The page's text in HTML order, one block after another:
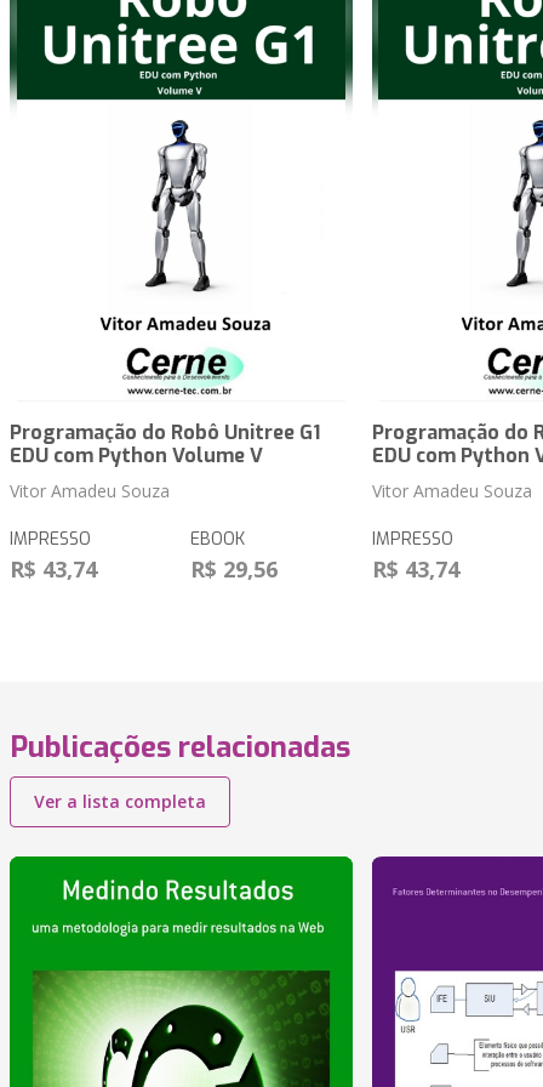
Programação do Robô Unitree G1
EDU com Python Volume V
Vitor Amadeu Souza
IMPRESSO
R$ 43,74
EBOOK
R$ 29,56
Programação do
EDU com Python
Vitor Amadeu Souza
IMPRESSO
R$ 43,74
Publicações relacionadas
Ver a lista completa